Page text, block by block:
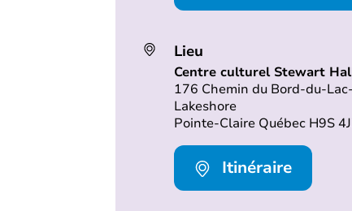
Lieu
Centre culturel Stewart
176 Chemin du Bord-du-Lac-
Lakeshore
Pointe-Claire Québec H9S
Itinéraire